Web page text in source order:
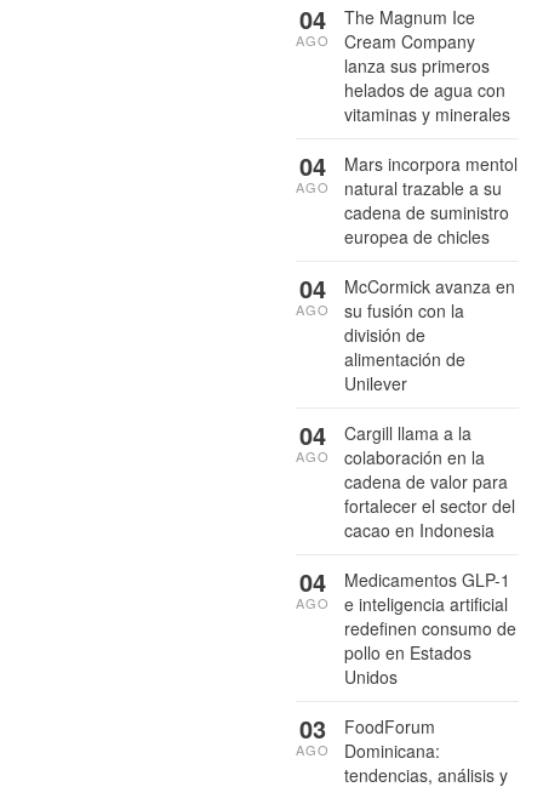
The Magnum Ice
Cream Company
lanza sus primeros
helados de agua con
vitaminas y minerales
04
AGO
Mars incorpora mentol
natural trazable a su
cadena de suministro
europea de chicles
04
AGO
McCormick avanza en
su fusión con la
división de
alimentación de
Unilever
04
AGO
Cargill llama a la
colaboración en la
cadena de valor para
fortalecer el sector del
cacao en Indonesia
04
AGO
Medicamentos GLP-1
e inteligencia artificial
redefinen consumo de
pollo en Estados
Unidos
04
AGO
FoodForum
Dominicana:
tendencias, análisis y
03
AGO